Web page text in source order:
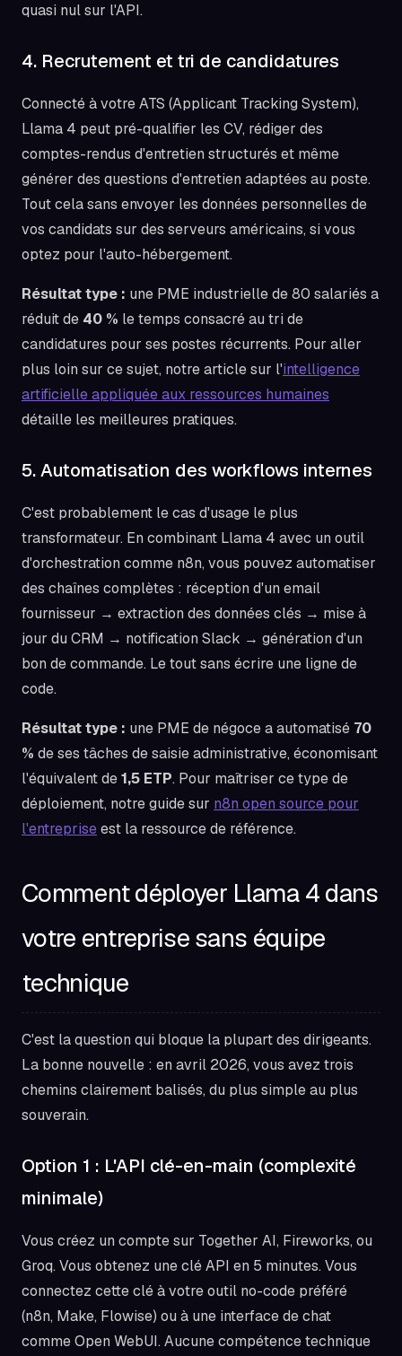
quasi nul sur l'API.
4. Recrutement et tri de candidatures
Connecté à votre ATS (Applicant Tracking System),
Llama 4 peut pré-qualifier les CV, rédiger des
comptes-rendus d'entretien structurés et même
générer des questions d'entretien adaptées au poste.
Tout cela sans envoyer les données personnelles de
vos candidats sur des serveurs américains, si vous
optez pour l'auto-hébergement.
Résultat type : une PME industrielle de 80 salariés a
réduit de 40 % le temps consacré au tri de
candidatures pour ses postes récurrents. Pour aller
plus loin sur ce sujet, notre article sur l'intelligence
artificielle appliquée aux ressources humaines
détaille les meilleures pratiques.
5. Automatisation des workflows internes
C'est probablement le cas d'usage le plus
transformateur. En combinant Llama 4 avec un outil
d'orchestration comme n8n, vous pouvez automatiser
des chaînes complètes : réception d'un email
fournisseur → extraction des données clés → mise à
jour du CRM → notification Slack → génération d'un
bon de commande. Le tout sans écrire une ligne de
code.
Résultat type : une PME de négoce a automatisé 70
% de ses tâches de saisie administrative, économisant
l'équivalent de1,5 ETP. Pour maîtriser ce type de
déploiement, notre guide sur n8n open source pour
l'entrepriseest la ressource de référence.
Comment déployer Llama 4 dans
votre entreprise sans équipe
technique
C'est la question qui bloque la plupart des dirigeants.
La bonne nouvelle : en avril 2026, vous avez trois
chemins clairement balisés, du plus simple au plus
souverain.
Option 1 : L'API clé-en-main (complexité
minimale)
Vous créez un compte sur Together AI, Fireworks, ou
Groq. Vous obtenez une clé API en 5 minutes. Vous
connectez cette clé à votre outil no-code préféré
(n8n, Make, Flowise) ou à une interface de chat
comme Open WebUI. Aucune compétence technique